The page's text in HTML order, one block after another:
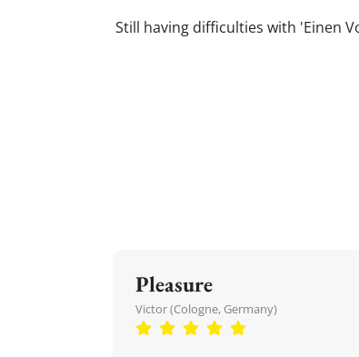
Still having difficulties with 'Einen
Pleasure
Victor (Cologne, Germany)